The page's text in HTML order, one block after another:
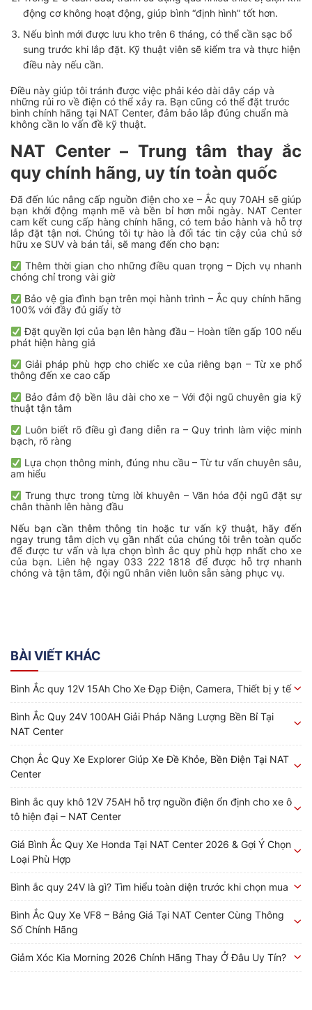
động cơ không hoạt động, giúp bình “định hình” tốt hơn.
Nếu bình mới được lưu kho trên 6 tháng, có thể cần sạc bổ
sung trước khi lắp đặt. Kỹ thuật viên sẽ kiểm tra và thực hiện
điều này nếu cần.
Điều này giúp tôi tránh được việc phải kéo dài dây cáp và
những rủi ro về điện có thể xảy ra. Bạn cũng có thể đặt trước
bình chính hãng tại NAT Center, đảm bảo lắp đúng chuẩn mà
không cần lo vấn đề kỹ thuật.
NAT Center – Trung tâm thay ắc
quy chính hãng, uy tín toàn quốc
Đã đến lúc nâng cấp nguồn điện cho xe – Ắc quy 70AH sẽ giúp
bạn khởi động mạnh mẽ và bền bỉ hơn mỗi ngày. NAT Center
cam kết cung cấp hàng chính hãng, có tem bảo hành và hỗ trợ
lắp đặt tận nơi. Chúng tôi tự hào là đối tác tin cậy của chủ sở
hữu xe SUV và bán tải, sẽ mang đến cho bạn:
Thêm thời gian cho những điều quan trọng – Dịch vụ nhanh
chóng chỉ trong vài giờ
Bảo vệ gia đình bạn trên mọi hành trình – Ắc quy chính hãng
100% với đầy đủ giấy tờ
Đặt quyền lợi của bạn lên hàng đầu – Hoàn tiền gấp 100 nếu
phát hiện hàng giả
Giải pháp phù hợp cho chiếc xe của riêng bạn – Từ xe phổ
thông đến xe cao cấp
Bảo đảm độ bền lâu dài cho xe – Với đội ngũ chuyên gia kỹ
thuật tận tâm
Luôn biết rõ điều gì đang diễn ra – Quy trình làm việc minh
bạch, rõ ràng
Lựa chọn thông minh, đúng nhu cầu – Từ tư vấn chuyên sâu,
am hiểu
Trung thực trong từng lời khuyên – Văn hóa đội ngũ đặt sự
chân thành lên hàng đầu
Nếu bạn cần thêm thông tin hoặc tư vấn kỹ thuật, hãy đến
ngay trung tâm dịch vụ gần nhất của chúng tôi trên toàn quốc
để được tư vấn và lựa chọn bình ắc quy phù hợp nhất cho xe
của bạn. Liên hệ ngay 033 222 1818 để được hỗ trợ nhanh
chóng và tận tâm, đội ngũ nhân viên luôn sẵn sàng phục vụ.
BÀI VIẾT KHÁC
Bình Ắc quy 12V 15Ah Cho Xe Đạp Điện, Camera, Thiết bị y tế
Bình Ắc Quy 24V 100AH Giải Pháp Năng Lượng Bền Bỉ Tại
NAT Center
Chọn Ắc Quy Xe Explorer Giúp Xe Đề Khỏe, Bền Điện Tại NAT
Center
Bình ắc quy khô 12V 75AH hỗ trợ nguồn điện ổn định cho xe ô
tô hiện đại – NAT Center
Giá Bình Ắc Quy Xe Honda Tại NAT Center 2026 & Gợi Ý Chọn
Loại Phù Hợp
Bình ắc quy 24V là gì? Tìm hiểu toàn diện trước khi chọn mua
Bình Ắc Quy Xe VF8 – Bảng Giá Tại NAT Center Cùng Thông
Số Chính Hãng
Giảm Xóc Kia Morning 2026 Chính Hãng Thay Ở Đâu Uy Tín?